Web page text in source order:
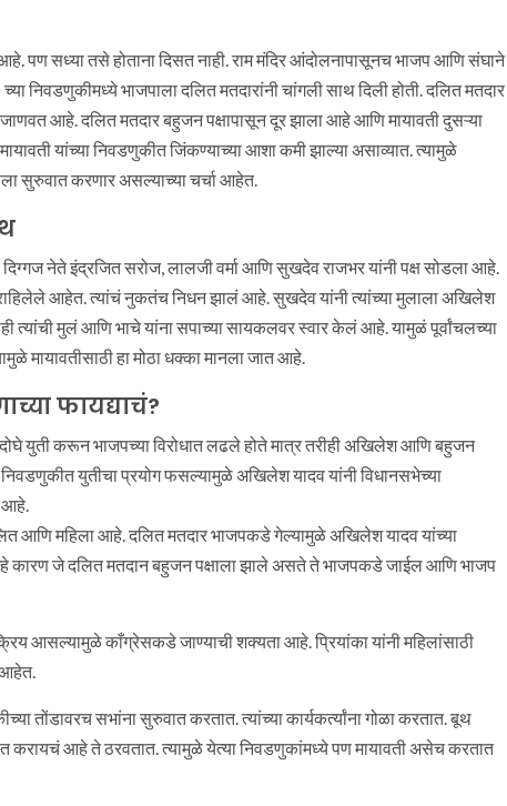
पण सध्या तसे होताना दिसत नाही. राम मंदिर आंदोलनापासूनच भाजप आणि संघाने
निवडणुकीमध्ये भाजपाला दलित मतदारांनी चांगली साथ दिली होती. दलित मतदार
आहे. दलित मतदार बहुजन पक्षापासून दूर झाला आहे आणि मायावती दुसऱ्या
यांच्या निवडणुकीत जिंकण्याच्या आशा कमी झाल्या असाव्यात. त्यामुळे
सुरुवात करणार असल्याच्या चर्चा आहेत.
नेते इंद्रजित सरोज, लालजी वर्मा आणि सुखदेव राजभर यांनी पक्ष सोडला आहे.
आहेत. त्यांचं नुकतंच निधन झालं आहे. सुखदेव यांनी त्यांच्या मुलाला अखिलेश
त्यांची मुलं आणि भाचे यांना सपाच्या सायकलवर स्वार केलं आहे. यामुळं पूर्वांचलच्या
मायावतीसाठी हा मोठा धक्का मानला जात आहे.
फायद्याचं?
युती करून भाजपच्या विरोधात लढले होते मात्र तरीही अखिलेश आणि बहुजन
युतीचा प्रयोग फसल्यामुळे अखिलेश यादव यांनी विधानसभेच्या
आहे.
आणि महिला आहे. दलित मतदार भाजपकडे गेल्यामुळे अखिलेश यादव यांच्या
आहे कारण जे दलित मतदान बहुजन पक्षाला झाले असते ते भाजपकडे जाईल आणि भाजप
आसल्यामुळे काँग्रेसकडे जाण्याची शक्यता आहे. प्रियांका यांनी महिलांसाठी
आहेत.
तोंडावरच सभांना सुरुवात करतात. त्यांच्या कार्यकर्त्यांना गोळा करतात. बूथ
करायचं आहे ते ठरवतात. त्यामुळे येत्या निवडणुकांमध्ये पण मायावती असेच करतात